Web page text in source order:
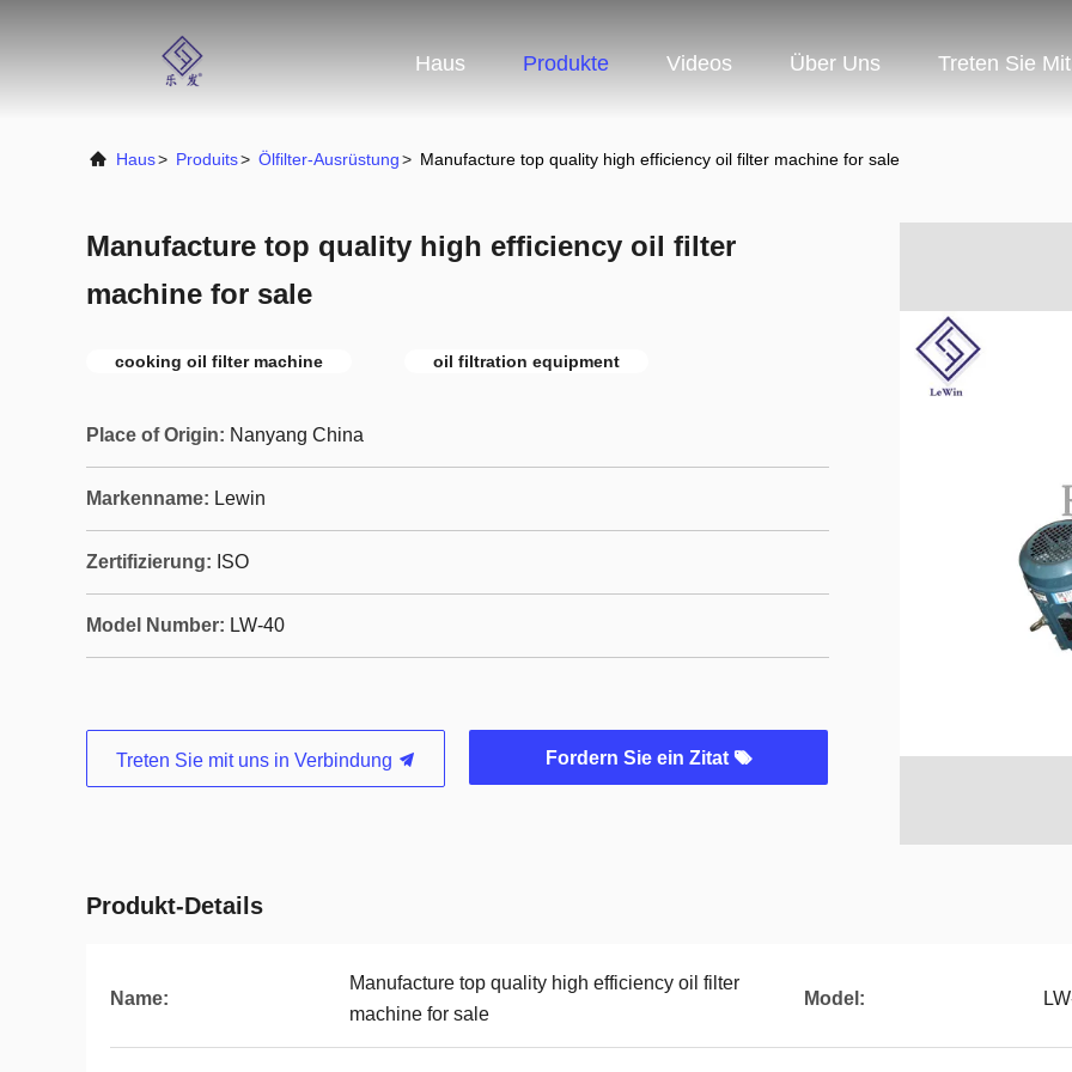
Haus Produkte Videos Über Uns Treten Sie
Haus> Produits> Ölfilter-Ausrüstung> Manufacture top quality high efficiency oil filter machine for sale
Manufacture top quality high efficiency oil filter
machine for sale
cooking oil filter machine oil filtration equipment
Place of Origin: Nanyang China
Markenname: Lewin
Zertifizierung: ISO
Model Number: LW-40
Treten Sie mit uns in Verbindung Fordern Sie ein Zitat
Produkt-Details
Name:
Manufacture top quality high efficiency oil filter
machine for sale
Model: